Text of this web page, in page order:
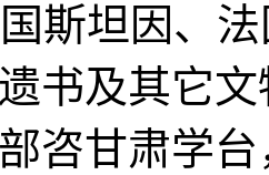
斯坦因、
书及其它
咨甘肃学